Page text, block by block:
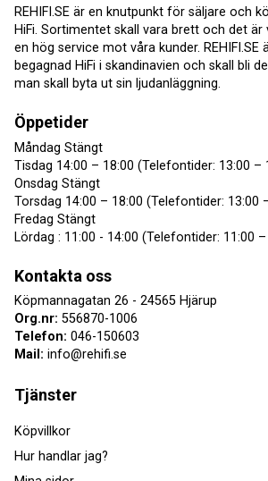
REHIFI.SE är en knutpunkt för säljare och
HiFi. Sortimentet skall vara brett och det
en hög service mot våra kunder. REHIFI.SE
begagnad HiFi i skandinavien och skall bli
man skall byta ut sin ljudanläggning.
Öppetider
Måndag Stängt
Tisdag 14:00 – 18:00 (Telefontider: 13:00 –
Onsdag Stängt
Torsdag 14:00 – 18:00 (Telefontider: 13:00
Fredag Stängt
Lördag : 11:00 - 14:00 (Telefontider: 11:00
Kontakta oss
Köpmannagatan 26 - 24565 Hjärup
Org.nr: 556870-1006
Telefon: 046-150603
Mail: info@rehifi.se
Tjänster
Köpvillkor
Hur handlar jag?